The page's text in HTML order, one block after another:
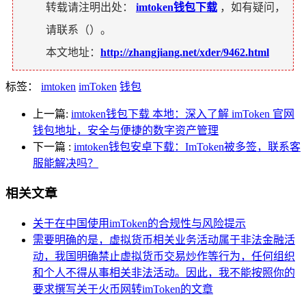
转载请注明出处： imtoken钱包下载 ，如有疑问，
请联系（）。
本文地址： http://zhangjiang.net/xder/9462.html
标签： imtoken imToken 钱包
上一篇: imtoken钱包下载 本地：深入了解 imToken 官网
钱包地址，安全与便捷的数字资产管理
下一篇 : imtoken钱包安卓下载：ImToken被多签，联系客
服能解决吗？
相关文章
关于在中国使用imToken的合规性与风险提示
需要明确的是，虚拟货币相关业务活动属于非法金融活
动，我国明确禁止虚拟货币交易炒作等行为，任何组织
和个人不得从事相关非法活动。因此，我不能按照你的
要求撰写关于火币网转imToken的文章